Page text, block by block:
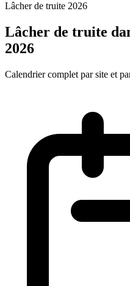
Lâcher de truite 2026
Lâcher de truite
2026
Calendrier complet par site et